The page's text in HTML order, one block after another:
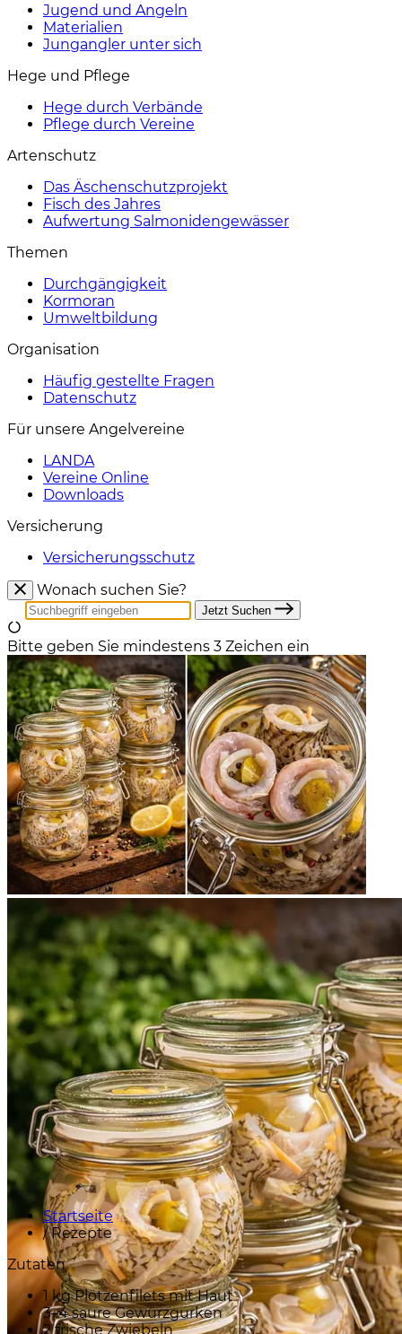
Jugend und Angeln
Materialien
Jungangler unter sich
Hege und Pflege
Hege durch Verbände
Pflege durch Vereine
Artenschutz
Das Äschenschutzprojekt
Fisch des Jahres
Aufwertung Salmonidengewässer
Themen
Durchgängigkeit
Kormoran
Umweltbildung
Organisation
Häufig gestellte Fragen
Datenschutz
Für unsere Angelvereine
LANDA
Vereine Online
Downloads
Versicherung
Versicherungsschutz
Wonach suchen Sie?
Jetzt Suchen
Bitte geben Sie mindestens 3 Zeichen ein
Startseite
/ Rezepte
Zutaten
1 kg Plötzenfilets mit Haut
3–4 saure Gewürzgurken
2 frische Zwiebeln